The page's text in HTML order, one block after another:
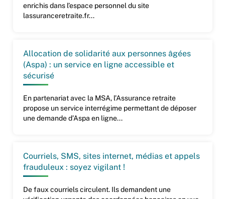
enrichis dans l’espace personnel du site
lassuranceretraite.fr...
Allocation de solidarité aux personnes âgées
(Aspa) : un service en ligne accessible et
sécurisé
En partenariat avec la MSA, l’Assurance retraite
propose un service interrégime permettant de déposer
une demande d’Aspa en ligne...
Courriels, SMS, sites internet, médias et appels
frauduleux : soyez vigilant !
De faux courriels circulent. Ils demandent une